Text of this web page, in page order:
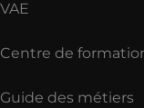
VAE
Centre de
Guide des métiers